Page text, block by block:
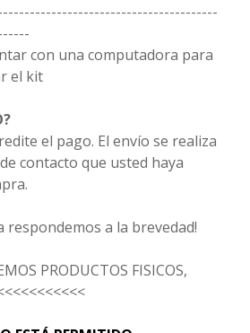
con una computadora para
el kit
el pago. El envío se realiza
de contacto que usted haya
respondemos a la brevedad!
PRODUCTOS FISICOS,